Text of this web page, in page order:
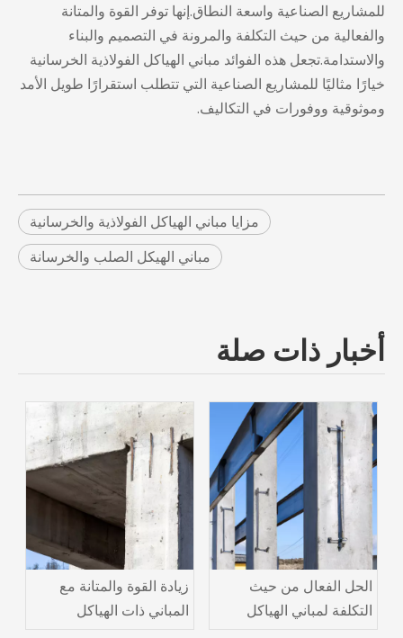
للمشاريع الصناعية واسعة النطاق.إنها توفر القوة والمتانة
والفعالية من حيث التكلفة والمرونة في التصميم والبناء
والاستدامة.تجعل هذه الفوائد مباني الهياكل الفولاذية الخرسانية
خيارًا مثاليًا للمشاريع الصناعية التي تتطلب استقرارًا طويل الأمد
وموثوقية ووفورات في التكاليف.
مزايا مباني الهياكل الفولاذية والخرسانية
مباني الهيكل الصلب والخرسانة
أخبار ذات صلة
الحل الفعال من حيث
التكلفة لمباني الهياكل
زيادة القوة والمتانة مع
المباني ذات الهياكل